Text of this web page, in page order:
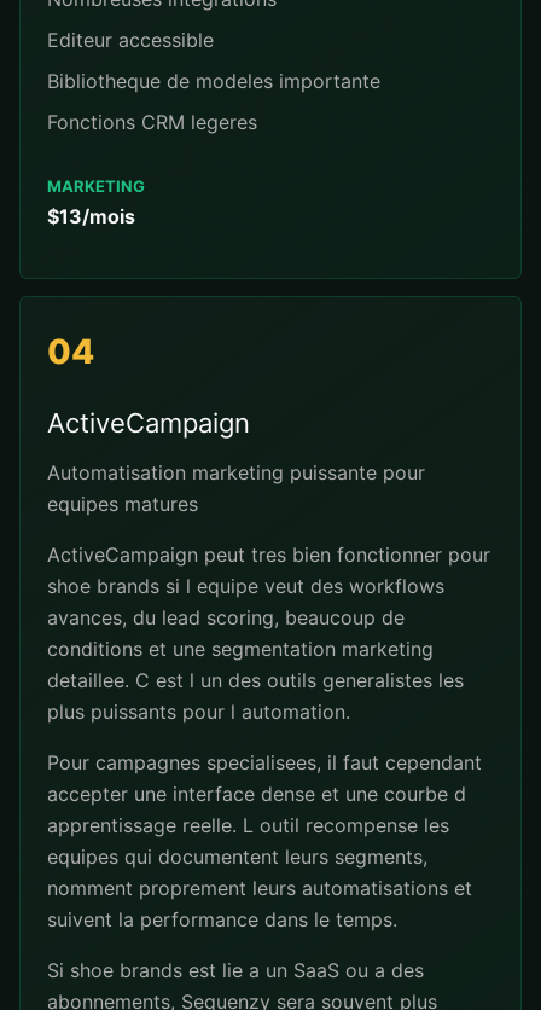
Editeur accessible
Bibliotheque de modeles importante
Fonctions CRM legeres
MARKETING
$13/mois
04
ActiveCampaign
Automatisation marketing puissante pour
equipes matures
ActiveCampaign peut tres bien fonctionner pour
shoe brands si l equipe veut des workflows
avances, du lead scoring, beaucoup de
conditions et une segmentation marketing
detaillee. C est l un des outils generalistes les
plus puissants pour l automation.
Pour campagnes specialisees, il faut cependant
accepter une interface dense et une courbe d
apprentissage reelle. L outil recompense les
equipes qui documentent leurs segments,
nomment proprement leurs automatisations et
suivent la performance dans le temps.
Si shoe brands est lie a un SaaS ou a des
abonnements, Sequenzy sera souvent plus